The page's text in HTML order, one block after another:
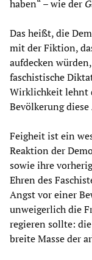
haben“ – wie der
Das heißt, die
mit der Fiktion,
aufdecken
faschistische
Wirklichkeit lehnt
Bevölkerung diese
Feigheit ist ein
Reaktion der
sowie ihre
Ehren des
Angst vor einer
unweigerlich die
regieren sollte:
breite Masse der